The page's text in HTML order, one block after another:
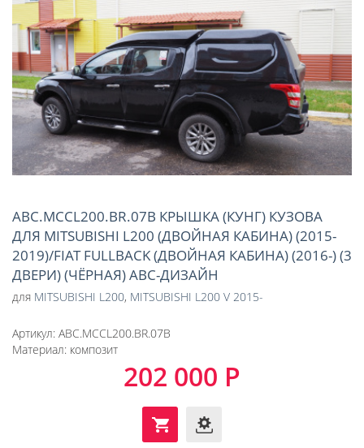
ABC.MCCL200.BR.07B КРЫШКА (КУНГ) КУЗОВА
ДЛЯ MITSUBISHI L200 (ДВОЙНАЯ КАБИНА) (2015-
2019)/FIAT FULLBACK (ДВОЙНАЯ КАБИНА) (2016-) (3
ДВЕРИ) (ЧЁРНАЯ) АВС-ДИЗАЙН
для MITSUBISHI L200, MITSUBISHI L200 V 2015-
Артикул: ABC.MCCL200.BR.07B
Материал: композит
202 000 Р